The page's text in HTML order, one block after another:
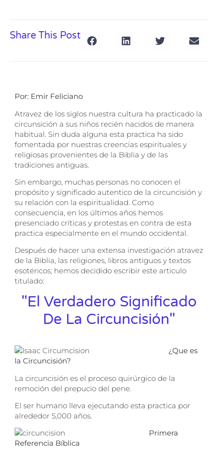
Share This Post
Por: Emir Feliciano
Atravez de los siglos nuestra cultura ha practicado la
circunsición a sus niños recién nacidos de manera
habitual. Sin duda alguna esta practica ha sido
fomentada por nuestras creencias espirituales y
religiosas provenientes de la Biblia y de las
tradiciones antiguas.
Sin embargo, muchas personas no conocen el
propósito y significado autentico de la circuncisión y
su relación con la espiritualidad. Como
consecuencia, en los últimos años hemos
presenciado críticas y protestas en contra de esta
practica especialmente en el mundo occidental.
Después de hacer una extensa investigación atravez
de la Biblia, las religiones, libros antiguos y textos
esotéricos; hemos decidido escribir este articulo
titulado:
"El Verdadero Significado
De La Circuncisión"
¿Que es
la Circuncisión?
La circuncisión es el proceso quirúrgico de la
remoción del prepucio del pene.
El ser humano lleva ejecutando esta practica por
alrededor 5,000 años.
Primera
Referencia Bíblica